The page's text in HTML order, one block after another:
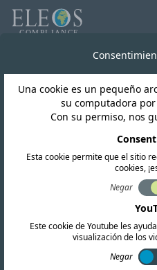
Una cookie es un pequeño
su computadora
Con su permiso, nos
Esta cookie permite que el sitio
cookies,
Negar
Este cookie de Youtube les
visualización de los
Negar